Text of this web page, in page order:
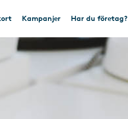
Kampanjer Har du företag?